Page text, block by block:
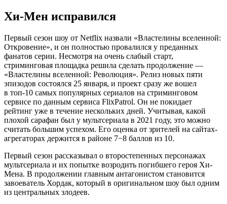
Хи-Мен исправился
Первый сезон шоу от Netflix назвали «Властелины вселенной:
Откровение», и он полностью провалился у преданных
фанатов серии. Несмотря на очень слабый старт,
стриминговая площадка решила сделать продолжение —
«Властелины вселенной: Революция». Релиз новых пяти
эпизодов состоялся 25 января, и проект сразу же вошел
в топ-10 самых популярных сериалов на стриминговом
сервисе по данным сервиса FlixPatrol. Он не покидает
рейтинг уже в течение нескольких дней. Учитывая, какой
плохой сарафан был у мультсериала в 2021 году, это можно
считать большим успехом. Его оценка от зрителей на сайтах-
агрегаторах держится в районе 7−8 баллов из 10.
Первый сезон рассказывал о второстепенных персонажах
мультсериала и их попытке возродить погибшего героя Хи-
Мена. В продолжении главным антагонистом становится
завоеватель Хордак, который в оригинальном шоу был одним
из центральных злодеев.